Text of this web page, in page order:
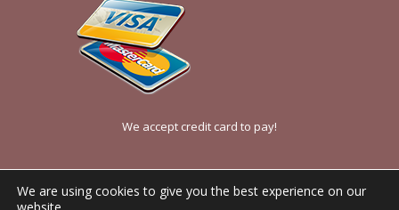
We accept credit card to pay!
We are using cookies to give you the best experience on our